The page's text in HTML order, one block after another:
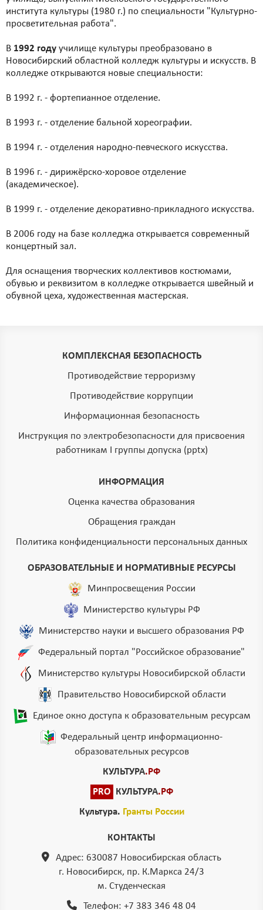
института культуры (1980 г.) по специальности "Культурно-
просветительная работа".
В 1992 году училище культуры преобразовано в
Новосибирский областной колледж культуры и искусств. В
колледже открываются новые специальности:
В 1992 г. - фортепианное отделение.
В 1993 г. - отделение бальной хореографии.
В 1994 г. - отделения народно-певческого искусства.
В 1996 г. - дирижёрско-хоровое отделение
(академическое).
В 1999 г. - отделение декоративно-прикладного искусства.
В 2006 году на базе колледжа открывается современный
концертный зал.
Для оснащения творческих коллективов костюмами,
обувью и реквизитом в колледже открывается швейный и
обувной цеха, художественная мастерская.
КОМПЛЕКСНАЯ БЕЗОПАСНОСТЬ
Противодействие терроризму
Противодействие коррупции
Информационная безопасность
Инструкция по электробезопасности для присвоения
работникам I группы допуска (pptx)
ИНФОРМАЦИЯ
Оценка качества образования
Обращения граждан
Политика конфиденциальности персональных данных
ОБРАЗОВАТЕЛЬНЫЕ И НОРМАТИВНЫЕ РЕСУРСЫ
Минпросвещения России
Министерство культуры РФ
Министерство науки и высшего образования РФ
Федеральный портал "Российское образование"
Министерство культуры Новосибирской области
Правительство Новосибирской области
Единое окно доступа к образовательным ресурсам
Федеральный центр информационно-
образовательных ресурсов
КУЛЬТУРА.РФ
PRO
КУЛЬТУРА.РФ
Культура. Гранты России
КОНТАКТЫ
Адрес: 630087 Новосибирская область
г. Новосибирск, пр. К.Маркса 24/3
м. Студенческая
Телефон: +7 383 346 48 04